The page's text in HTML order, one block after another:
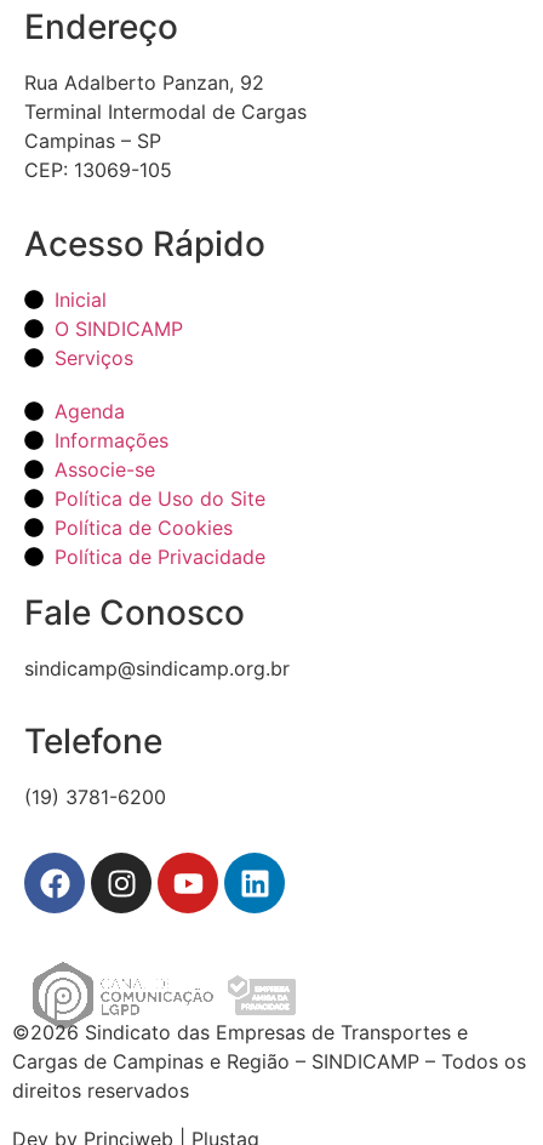
Endereço
Rua Adalberto Panzan, 92
Terminal Intermodal de Cargas
Campinas – SP
CEP: 13069-105
Acesso Rápido
Inicial
O SINDICAMP
Serviços
Agenda
Informações
Associe-se
Política de Uso do Site
Política de Cookies
Política de Privacidade
Fale Conosco
sindicamp@sindicamp.org.br
Telefone
(19) 3781-6200
©2026 Sindicato das Empresas de Transportes e
Cargas de Campinas e Região – SINDICAMP – Todos os
direitos reservados
Dev by Princiweb | Plustag